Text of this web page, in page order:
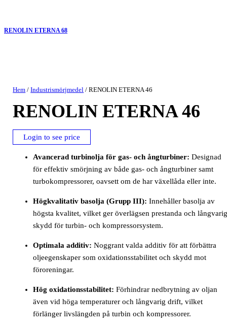
RENOLIN ETERNA 68
Hem /Industrismörjmedel / RENOLIN ETERNA 46
RENOLIN ETERNA 46
Login to see price
Avancerad turbinolja för gas- och ångturbiner: Designad
för effektiv smörjning av både gas- och ångturbiner samt
turbokompressorer, oavsett om de har växellåda eller inte.
Högkvalitativ basolja (Grupp III): Innehåller basolja av
högsta kvalitet, vilket ger överlägsen prestanda och
skydd för turbin- och kompressorsystem.
Optimala additiv: Noggrant valda additiv för att förbättra
oljeegenskaper som oxidationsstabilitet och skydd mot
föroreningar.
Hög oxidationsstabilitet: Förhindrar nedbrytning av oljan
även vid höga temperaturer och långvarig drift, vilket
förlänger livslängden på turbin och kompressorer.